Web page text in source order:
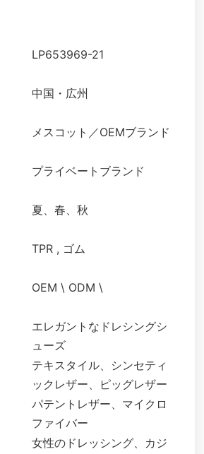
LP653969-21
中国・広州
メスコット／OEMブランド
プライベートブランド
夏、春、秋
TPR , ゴム
OEM \ ODM \
エレガントなドレシングシ
ューズ
テキスタイル、シンセティ
ックレザー、ピッグレザー
パテントレザー、マイクロ
ファイバー
女性のドレッシング、カジ